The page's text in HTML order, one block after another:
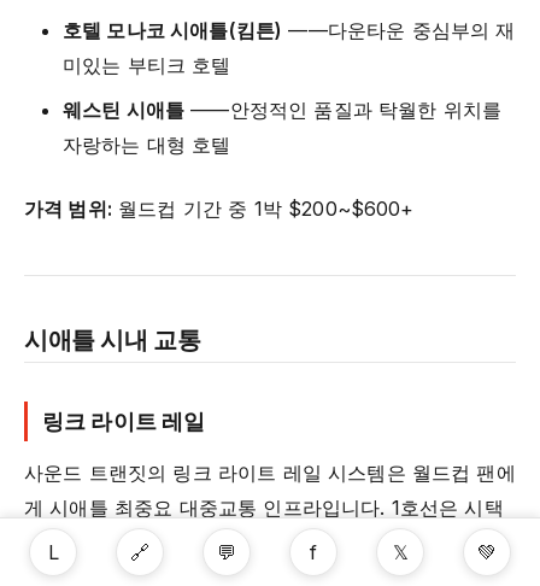
호텔 모나코 시애틀(킴튼) ——다운타운 중심부의 재
미있는 부티크 호텔
웨스틴 시애틀 ——안정적인 품질과 탁월한 위치를
자랑하는 대형 호텔
가격 범위: 월드컵 기간 중 1박 $200~$600+
시애틀 시내 교통
링크 라이트 레일
사운드 트랜짓의 링크 라이트 레일 시스템은 월드컵 팬에
게 시애틀 최중요 대중교통 인프라입니다. 1호선은 시택
공항에서 시애틀 다운타운(웨스트레이크, 유니버시티 스
트리트, 파이오니어 스퀘어 역)을 통과해 소도 남부(스타
L 🔗 💬 f 𝕏 💚